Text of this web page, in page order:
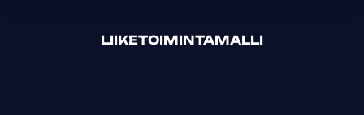
LIIKETOIMINTAMALLI